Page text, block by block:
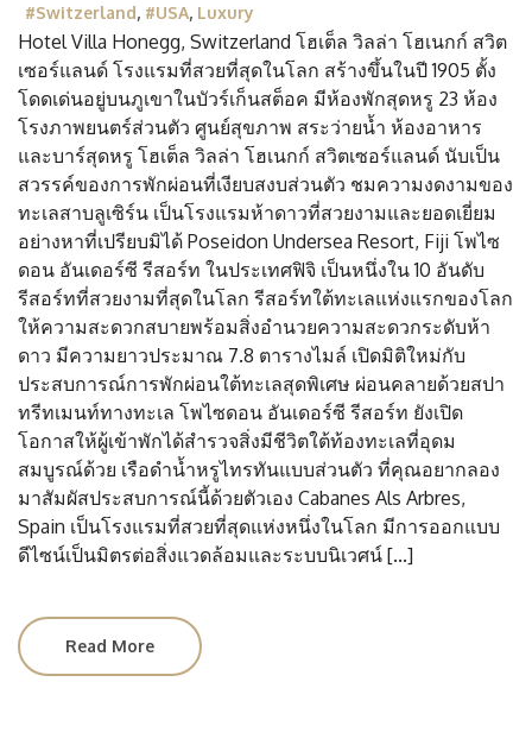
#Switzerland, #USA, Luxury
Hotel Villa Honegg, Switzerland โฮเต็ล วิลล่า โฮเนกก์ สวิต
เซอร์แลนด์ โรงแรมที่สวยที่สุดในโลก สร้างขึ้นในปี 1905 ตั้ง
โดดเด่นอยู่บนภูเขาในบัวร์เก็นสต็อค มีห้องพักสุดหรู 23 ห้อง
โรงภาพยนตร์ส่วนตัว ศูนย์สุขภาพ สระว่ายน้ำ ห้องอาหาร
และบาร์สุดหรู โฮเต็ล วิลล่า โฮเนกก์ สวิตเซอร์แลนด์ นับเป็น
สวรรค์ของการพักผ่อนที่เงียบสงบส่วนตัว ชมความงดงามของ
ทะเลสาบลูเซิร์น เป็นโรงแรมห้าดาวที่สวยงามและยอดเยี่ยม
อย่างหาที่เปรียบมิได้ Poseidon Undersea Resort, Fiji โพไซ
ดอน อันเดอร์ซี รีสอร์ท ในประเทศฟิจิ เป็นหนึ่งใน 10 อันดับ
รีสอร์ทที่สวยงามที่สุดในโลก รีสอร์ทใต้ทะเลแห่งแรกของโลก
ให้ความสะดวกสบายพร้อมสิ่งอำนวยความสะดวกระดับห้า
ดาว มีความยาวประมาณ 7.8 ตารางไมล์ เปิดมิติใหม่กับ
ประสบการณ์การพักผ่อนใต้ทะเลสุดพิเศษ ผ่อนคลายด้วยสปา
ทรีทเมนท์ทางทะเล โพไซดอน อันเดอร์ซี รีสอร์ท ยังเปิด
โอกาสให้ผู้เข้าพักได้สำรวจสิ่งมีชีวิตใต้ท้องทะเลที่อุดม
สมบูรณ์ด้วย เรือดำน้ำหรูไทรทันแบบส่วนตัว ที่คุณอยากลอง
มาสัมผัสประสบการณ์นี้ด้วยตัวเอง Cabanes Als Arbres,
Spain เป็นโรงแรมที่สวยที่สุดแห่งหนึ่งในโลก มีการออกแบบ
ดีไซน์เป็นมิตรต่อสิ่งแวดล้อมและระบบนิเวศน์ [...]
Read More